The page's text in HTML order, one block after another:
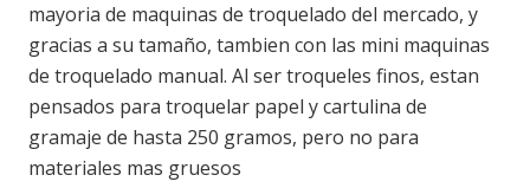
mayoria de maquinas de troquelado del mercado, y
gracias a su tamaño, tambien con las mini maquinas
de troquelado manual. Al ser troqueles finos, estan
pensados para troquelar papel y cartulina de
gramaje de hasta 250 gramos, pero no para
materiales mas gruesos